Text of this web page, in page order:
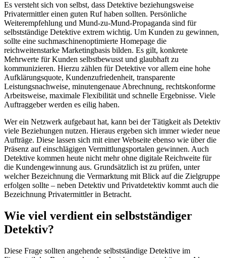
Es versteht sich von selbst, dass Detektive beziehungsweise
Privatermittler einen guten Ruf haben sollten. Persönliche
Weiterempfehlung und Mund-zu-Mund-Propaganda sind für
selbstständige Detektive extrem wichtig. Um Kunden zu gewinnen,
sollte eine suchmaschinenoptimierte Homepage die
reichweitenstarke Marketingbasis bilden. Es gilt, konkrete
Mehrwerte für Kunden selbstbewusst und glaubhaft zu
kommunizieren. Hierzu zählen für Detektive vor allem eine hohe
Aufklärungsquote, Kundenzufriedenheit, transparente
Leistungsnachweise, minutengenaue Abrechnung, rechtskonforme
Arbeitsweise, maximale Flexibilität und schnelle Ergebnisse. Viele
Auftraggeber werden es eilig haben.
Wer ein Netzwerk aufgebaut hat, kann bei der Tätigkeit als Detektiv
viele Beziehungen nutzen. Hieraus ergeben sich immer wieder neue
Aufträge. Diese lassen sich mit einer Webseite ebenso wie über die
Präsenz auf einschlägigen Vermittlungsportalen gewinnen. Auch
Detektive kommen heute nicht mehr ohne digitale Reichweite für
die Kundengewinnung aus. Grundsätzlich ist zu prüfen, unter
welcher Bezeichnung die Vermarktung mit Blick auf die Zielgruppe
erfolgen sollte – neben Detektiv und Privatdetektiv kommt auch die
Bezeichnung Privatermittler in Betracht.
Wie viel verdient ein selbstständiger
Detektiv?
Diese Frage sollten angehende selbstständige Detektive im